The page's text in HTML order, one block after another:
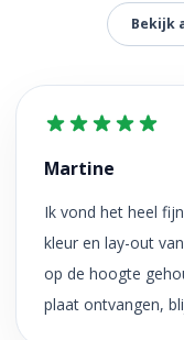
Bekijk
Martine
Ik vond het heel
kleur en lay-out
op de hoogte
plaat ontvangen,